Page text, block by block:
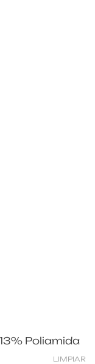
Poliamida
LIMPIAR